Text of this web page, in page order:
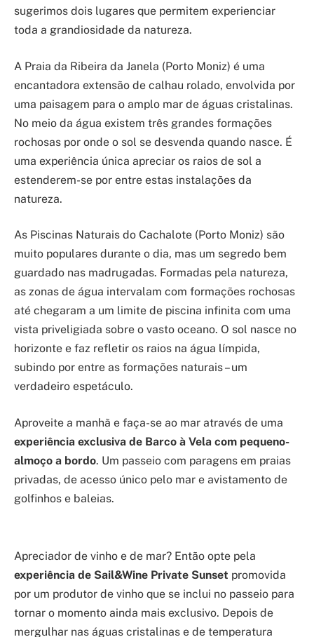
sugerimos dois lugares que permitem experienciar
toda a grandiosidade da natureza.
A Praia da Ribeira da Janela (Porto Moniz) é uma
encantadora extensão de calhau rolado, envolvida por
uma paisagem para o amplo mar de águas cristalinas.
No meio da água existem três grandes formações
rochosas por onde o sol se desvenda quando nasce. É
uma experiência única apreciar os raios de sol a
estenderem-se por entre estas instalações da
natureza.
As Piscinas Naturais do Cachalote (Porto Moniz) são
muito populares durante o dia, mas um segredo bem
guardado nas madrugadas. Formadas pela natureza,
as zonas de água intervalam com formações rochosas
até chegaram a um limite de piscina infinita com uma
vista priveligiada sobre o vasto oceano. O sol nasce no
horizonte e faz refletir os raios na água límpida,
subindo por entre as formações naturais – um
verdadeiro espetáculo.
Aproveite a manhã e faça-se ao mar através de uma
experiência exclusiva de Barco à Vela com pequeno-
almoço a bordo. Um passeio com paragens em praias
privadas, de acesso único pelo mar e avistamento de
golfinhos e baleias.
Apreciador de vinho e de mar? Então opte pela
experiência de Sail&Wine Private Sunset promovida
por um produtor de vinho que se inclui no passeio para
tornar o momento ainda mais exclusivo. Depois de
mergulhar nas águas cristalinas e de temperatura